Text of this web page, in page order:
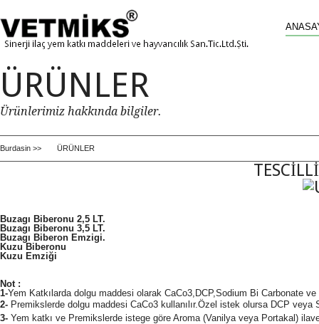
ÜRÜNLER
Ürünlerimiz hakkında bilgiler.
Burdasin >> ÜRÜNLER
Buzagı Biberonu 2,5 LT.
Buzagı Biberonu 3,5 LT.
Buzagı Biberon Emzigi.
Kuzu Biberonu
Kuzu Emziği
Not :
1-Yem Katkılarda dolgu maddesi olarak CaCo3,DCP,Sodium Bi Carbonate
2- Premikslerde dolgu maddesi CaCo3 kullanılır.Özel istek olursa DCP veya
3- Yem katkı ve Premikslerde istege göre Aroma (Vanilya veya Portakal)